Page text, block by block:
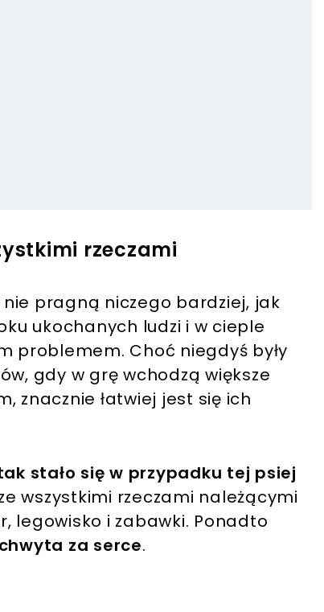
rzeczami
pragną niczego bardziej, jak
ukochanych ludzi i w cieple
problemem. Choć niegdyś były
gdy w grę wchodzą większe
znacznie łatwiej jest się ich
stało się w przypadku tej psiej
wszystkimi rzeczami należącymi
legowisko i zabawki. Ponadto
za serce.